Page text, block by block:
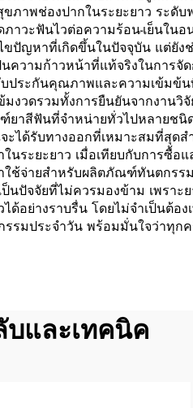
ภาพช่องปากในระยะยาว ระดั
วะฟันไวต่อความร้อน-เย็นใน
ปัญหาที่เกิดขึ้นในปัจจุบัน แต่ยั
ความก้าวหน้าที่แท้จริงในการ
ประกันคุณภาพและความเข้มข้
วดรวมทั้งการยืนยันจากงานวิ
าสีฟันที่จำหน่ายทั่วไปหลายช
ได้รับทางออกที่เหมาะสมที่สุ
ระยะยาว เมื่อเทียบกับการซื้อ
ช้จ่ายสำหรับผลิตภัณฑ์ทันตกร
ปัจจัยที่ไม่ควรมองข้าม เพรา
อย่างราบรื่น โดยไม่จำเป็นต้
มประจำวัน พร้อมมั่นใจว่าทุ
บและเทคนิค